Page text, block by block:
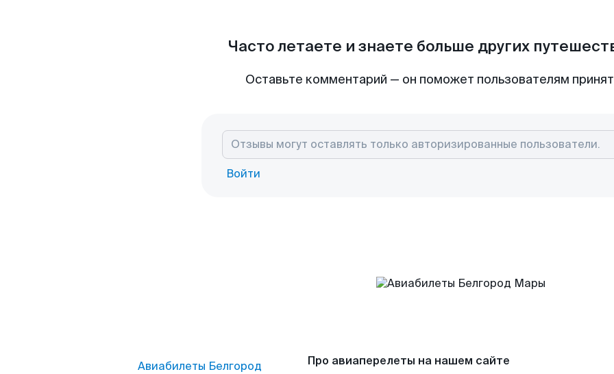
Часто летаете и знаете больше других
Оставьте комментарий — он поможет пользователям
Войти
Авиабилеты Белгород
Про авиаперелеты на нашем сайте